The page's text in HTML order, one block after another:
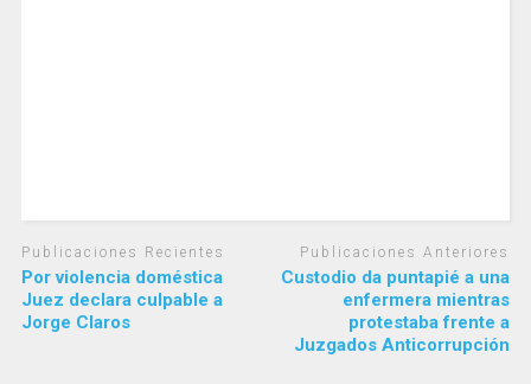
Publicaciones Recientes
Por violencia doméstica
Juez declara culpable a
Jorge Claros
Publicaciones Anteriores
Custodio da puntapié a una
enfermera mientras
protestaba frente a
Juzgados Anticorrupción